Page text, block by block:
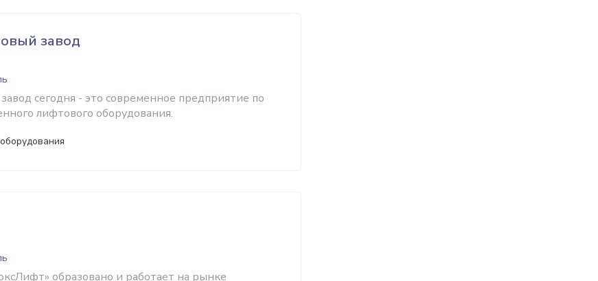
завод
сегодня - это современное предприятие по
лифтового оборудования.
образовано и работает на рынке